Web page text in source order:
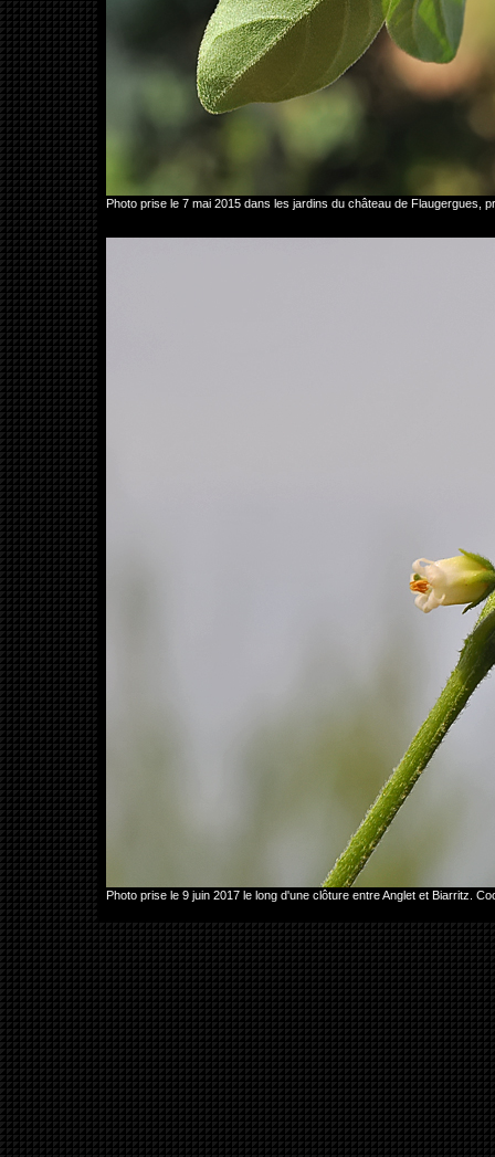
Photo prise le 7 mai 2015 dans les jardins du château de Flaugergues,
Photo prise le 9 juin 2017 le long d'une clôture entre Anglet et Biarritz.